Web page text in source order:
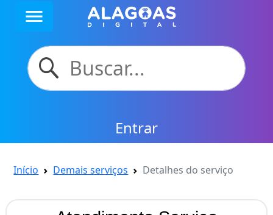
menu
Entrar
Início Demais serviços Detalhes do serviço